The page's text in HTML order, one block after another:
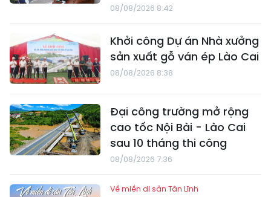
08/08/2026 8:42
Khởi công Dự án Nhà xưởng
sản xuất gỗ ván ép Lào Cai
08/08/2026 8:38
Đại công trường mở rộng
cao tốc Nội Bài - Lào Cai
sau 10 tháng thi công
08/08/2026 7:36
Về miền di sản Tân Lĩnh